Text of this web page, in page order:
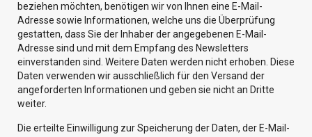
beziehen möchten, benötigen wir von Ihnen eine E-Mail-
Adresse sowie Informationen, welche uns die Überprüfung
gestatten, dass Sie der Inhaber der angegebenen E-Mail-
Adresse sind und mit dem Empfang des Newsletters
einverstanden sind. Weitere Daten werden nicht erhoben. Diese
Daten verwenden wir ausschließlich für den Versand der
angeforderten Informationen und geben sie nicht an Dritte
weiter.
Die erteilte Einwilligung zur Speicherung der Daten, der E-Mail-